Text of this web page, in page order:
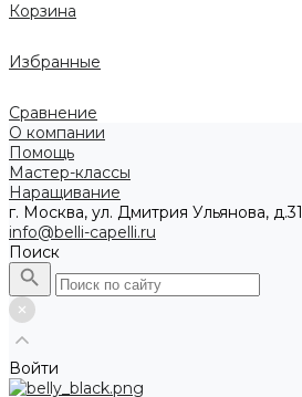
Корзина
Избранные
Сравнение
О компании
Помощь
Мастер-классы
Наращивание
г. Москва, ул. Дмитрия Ульянова, д.31
info@belli-capelli.ru
Поиск
Войти